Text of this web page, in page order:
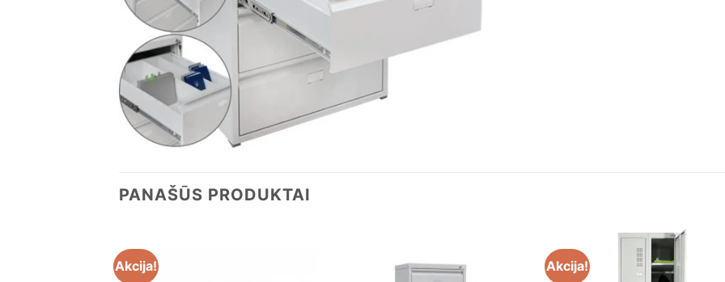
PANAŠŪS PRODUKTAI
Akcija! Akcija!